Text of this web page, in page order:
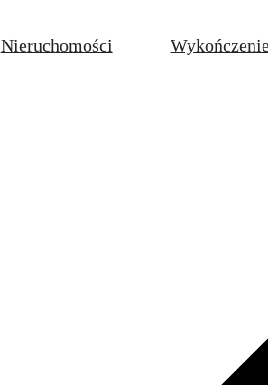
Nieruchomości